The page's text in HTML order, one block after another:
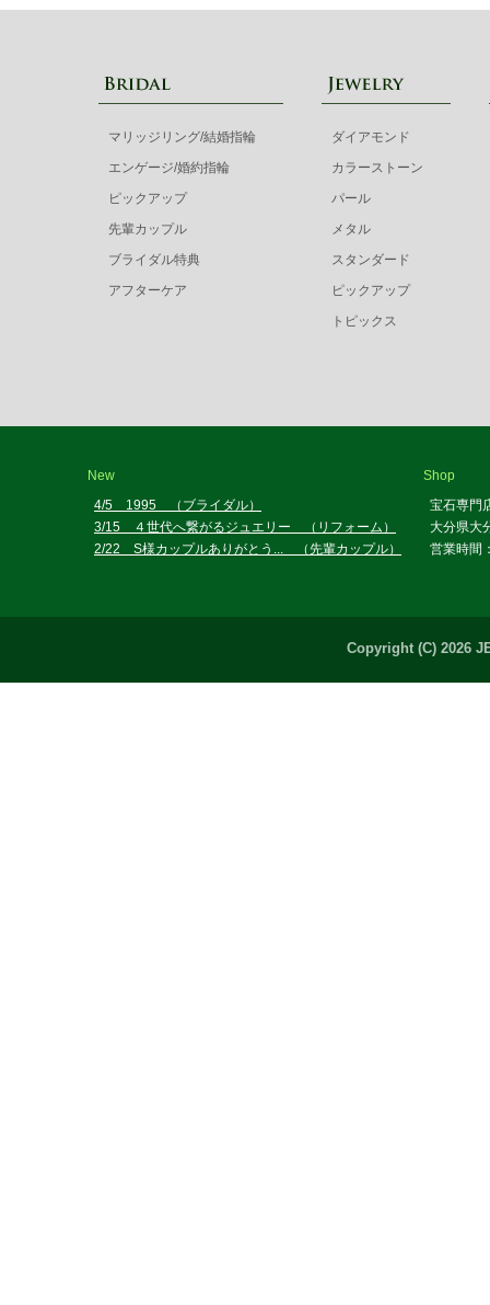
マリッジリング/結婚指輪
エンゲージ/婚約指輪
ピックアップ
先輩カップル
ブライダル特典
アフターケア
ダイアモンド
カラーストーン
パール
メタル
スタンダード
ピックアップ
トピックス
New
4/5 1995 （ブライダル）
3/15 ４世代へ繋がるジュエリー （リフォーム）
2/22 S様カップルありがとう... （先輩カップル）
Shop
宝石専門
大分県大
営業時間
Copyright (C) 2026